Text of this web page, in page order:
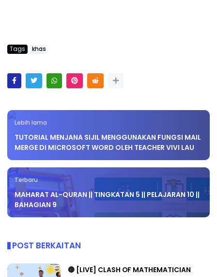
Tags khas
Lebih lama
TUTORIAL MENJANA SIJIL MENGGUNAKAN FUNGSI MAIL
MERGE DI MICROSOFT WORD OLEH TEACHER VIVI LAU
Terbaru
MAHARAT AL-QURAN || TINGKATAN 5 || PELAJARAN 10 ||
BAHAGIAN 9
POST BERKAITAN
🔴 [LIVE] CLASH OF MATHEMATICIAN